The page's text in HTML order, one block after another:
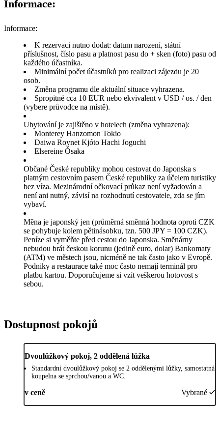
Informace:
Informace:
K rezervaci nutno dodat: datum narození, státní
příslušnost, číslo pasu a platnost pasu do + sken (foto) pasu od
každého účastníka.
Minimální počet účastníků pro realizaci zájezdu je 20
osob.
Změna programu dle aktuální situace vyhrazena.
Spropitné cca 10 EUR nebo ekvivalent v USD / os. / den
(vybere průvodce na místě).
Ubytování je zajištěno v hotelech (změna vyhrazena):
Monterey Hanzomon Tokio
Daiwa Roynet Kjóto Hachi Joguchi
Elsereine Ósaka
Občané České republiky mohou cestovat do Japonska s
platným cestovním pasem České republiky za účelem turistiky
bez víza. Mezinárodní očkovací průkaz není vyžadován a
není ani nutný, závisí na rozhodnutí cestovatele, zda se jím
vybaví.
Měna je japonský jen (průměrná směnná hodnota oproti CZK
se pohybuje kolem pětinásobku, tzn. 500 JPY = 100 CZK).
Peníze si vyměňte před cestou do Japonska. Směnárny
nebudou brát českou korunu (jedině euro, dolar) Bankomaty
(ATM) ve městech jsou, nicméně ne tak často jako v Evropě.
Podniky a restaurace také moc často nemají terminál pro
platbu kartou. Doporučujeme si vzít veškerou hotovost s
sebou.
Dostupnost pokojů
Dvoulůžkový pokoj, 2 oddělená lůžka
Standardní dvoulůžkový pokoj se 2 oddělenými lůžky, samostatná
koupelna se sprchou/vanou a WC.
v ceně Vybrané